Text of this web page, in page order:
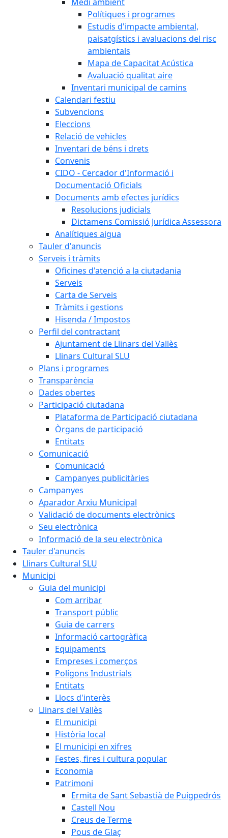
Polítiques i programes
Estudis d'impacte ambiental,
paisatgístics i avaluacions del risc
ambientals
Mapa de Capacitat Acústica
Avaluació qualitat aire
Inventari municipal de camins
Calendari festiu
Subvencions
Eleccions
Relació de vehicles
Inventari de béns i drets
Convenis
CIDO - Cercador d'Informació i
Documentació Oficials
Documents amb efectes jurídics
Resolucions judicials
Dictamens Comissió Jurídica Assessora
Analítiques aigua
Tauler d'anuncis
Serveis i tràmits
Oficines d'atenció a la ciutadania
Serveis
Carta de Serveis
Tràmits i gestions
Hisenda / Impostos
Perfil del contractant
Ajuntament de Llinars del Vallès
Llinars Cultural SLU
Plans i programes
Transparència
Dades obertes
Participació ciutadana
Plataforma de Participació ciutadana
Òrgans de participació
Entitats
Comunicació
Comunicació
Campanyes publicitàries
Campanyes
Aparador Arxiu Municipal
Validació de documents electrònics
Seu electrònica
Informació de la seu electrònica
Tauler d'anuncis
Llinars Cultural SLU
Municipi
Guia del municipi
Com arribar
Transport públic
Guia de carrers
Informació cartogràfica
Equipaments
Empreses i comerços
Polígons Industrials
Entitats
Llocs d'interès
Llinars del Vallès
El municipi
Història local
El municipi en xifres
Festes, fires i cultura popular
Economia
Patrimoni
Ermita de Sant Sebastià de Puigpedrós
Castell Nou
Creus de Terme
Pous de Glaç